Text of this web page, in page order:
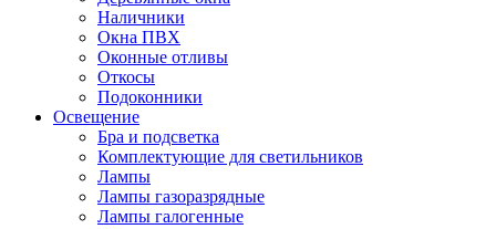
Наличники
Окна ПВХ
Оконные отливы
Откосы
Подоконники
Освещение
Бра и подсветка
Комплектующие для светильников
Лампы
Лампы газоразрядные
Лампы галогенные